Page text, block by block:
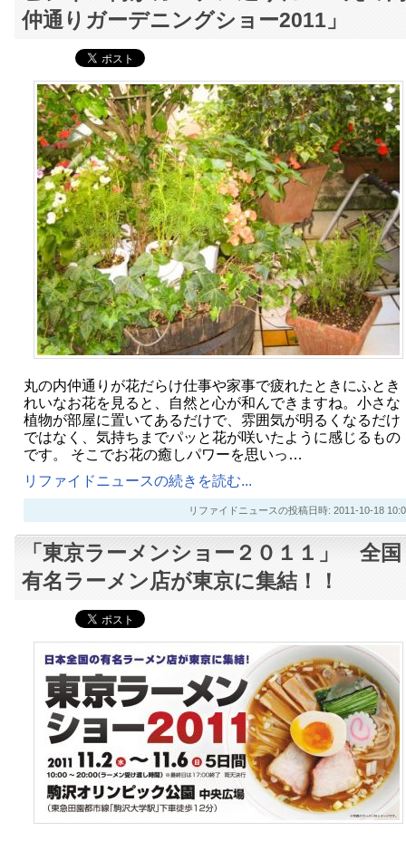
仲通りガーデニングショー2011」
丸の内仲通りが花だらけ仕事や家事で疲れたときにふとき
れいなお花を見ると、自然と心が和んできますね。小さな
植物が部屋に置いてあるだけで、雰囲気が明るくなるだけ
ではなく、気持ちまでパッと花が咲いたように感じるもの
です。 そこでお花の癒しパワーを思いっ…
リファイドニュースの続きを読む...
リファイドニュースの投稿日時: 2011-10-18
「東京ラーメンショー２０１１」 全国
有名ラーメン店が東京に集結！！